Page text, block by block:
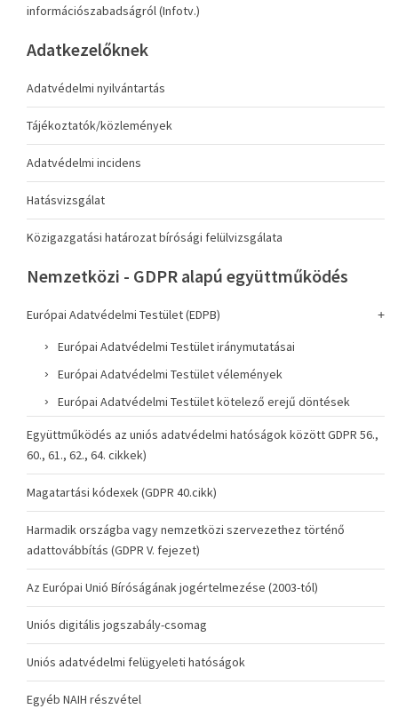
információszabadságról (Infotv.)
Adatkezelőknek
Adatvédelmi nyilvántartás
Tájékoztatók/közlemények
Adatvédelmi incidens
Hatásvizsgálat
Közigazgatási határozat bírósági felülvizsgálata
Nemzetközi - GDPR alapú együttműködés
Európai Adatvédelmi Testület (EDPB)
Európai Adatvédelmi Testület iránymutatásai
Európai Adatvédelmi Testület vélemények
Európai Adatvédelmi Testület kötelező erejű döntések
Együttműködés az uniós adatvédelmi hatóságok között GDPR 56.,
60., 61., 62., 64. cikkek)
Magatartási kódexek (GDPR 40.cikk)
Harmadik országba vagy nemzetközi szervezethez történő
adattovábbítás (GDPR V. fejezet)
Az Európai Unió Bíróságának jogértelmezése (2003-tól)
Uniós digitális jogszabály-csomag
Uniós adatvédelmi felügyeleti hatóságok
Egyéb NAIH részvétel